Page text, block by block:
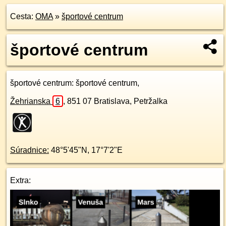
Cesta: OMA» športové centrum
športové centrum
športové centrum: športové centrum,
Žehrianska 6 , 851 07 Bratislava, Petržalka
Súradnice: 48°5'45"N , 17°7'2"E
Extra: